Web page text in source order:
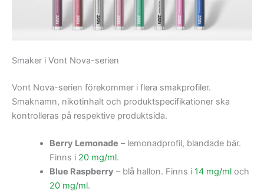
Smaker i Vont Nova-serien
Vont Nova-serien förekommer i flera smakprofiler.
Smaknamn, nikotinhalt och produktspecifikationer ska
kontrolleras på respektive produktsida.
Berry Lemonade – lemonadprofil, blandade bär.
Finns i 20 mg/ml.
Blue Raspberry – blå hallon. Finns i 14 mg/mloch
20 mg/ml.